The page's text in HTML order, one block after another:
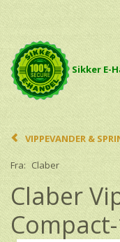
Sikker E-
VIPPEVANDER &
Fra: Claber
Claber